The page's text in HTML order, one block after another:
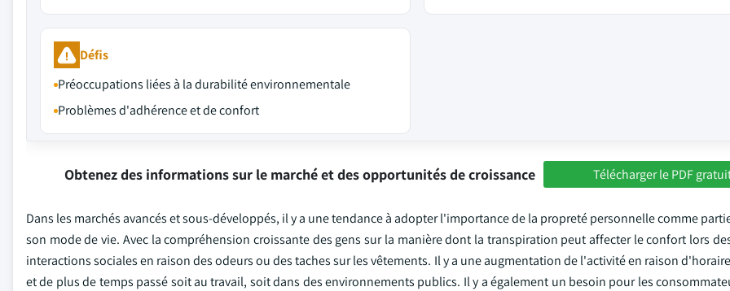
Défis
Préoccupations liées à la durabilité environnementale
Problèmes d'adhérence et de confort
Obtenez des informations sur le marché et des opportunités de croissance Télécharger le PDF
Dans les marchés avancés et sous-développés, il y a une tendance à adopter l'importance de la propreté personnelle comme
son mode de vie. Avec la compréhension croissante des gens sur la manière dont la transpiration peut affecter le confort lors
interactions sociales en raison des odeurs ou des taches sur les vêtements. Il y a une augmentation de l'activité en raison
et de plus de temps passé soit au travail, soit dans des environnements publics. Il y a également un besoin pour les